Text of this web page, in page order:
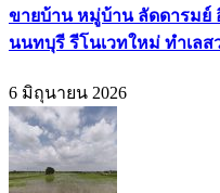
ขายบ้าน หมู่บ้าน ลัดดารมย์
นนทบุรี รีโนเวทใหม่ ทำเลส
6 มิถุนายน 2026